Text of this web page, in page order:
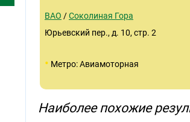
ВАО /Соколиная Гора
Юрьевский пер., д. 10, стр. 2
• Метро: Авиамоторная
Наиболее похожие